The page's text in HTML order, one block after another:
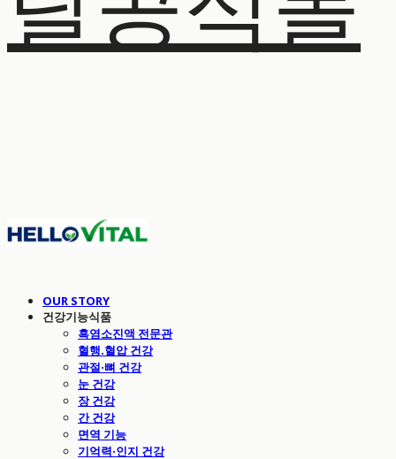
OUR STORY
건강기능식품
흑염소진액 전문관
혈행.혈압 건강
관절·뼈 건강
눈 건강
장 건강
간 건강
면역 기능
기억력·인지 건강